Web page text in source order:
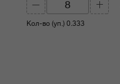
Кол-во (уп.) 0.333